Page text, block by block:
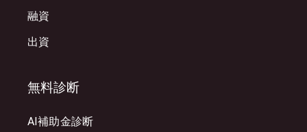
融資
出資
無料診断
AI補助金診断